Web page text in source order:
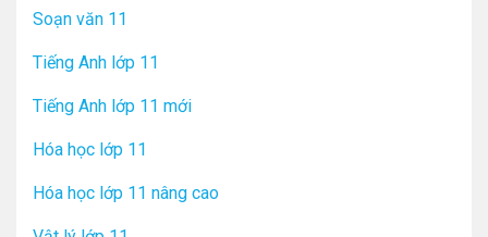
Soạn văn 11
Tiếng Anh lớp 11
Tiếng Anh lớp 11 mới
Hóa học lớp 11
Hóa học lớp 11 nâng cao